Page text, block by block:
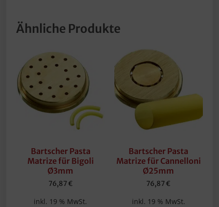
Ähnliche Produkte
Bartscher Pasta
Matrize für Bigoli
Ø3mm
76,87€
inkl. 19 % MwSt.
Bartscher Pasta
Matrize für Cannelloni
Ø25mm
76,87€
inkl. 19 % MwSt.